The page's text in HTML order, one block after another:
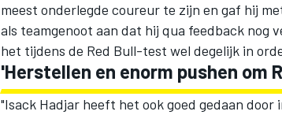
meest onderlegde coureur te zijn en gaf hij
als teamgenoot aan dat hij qua feedback nog
het tijdens de Red Bull-test wel degelijk in
'Herstellen en enorm pushen om
"Isack Hadjar heeft het ook goed gedaan